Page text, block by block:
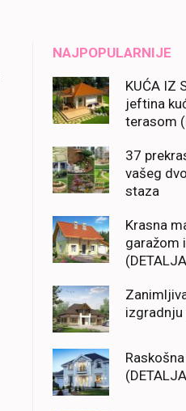
NAJPOPULARNIJE
KUĆA IZ
jeftina
terasom
37
vašeg
staza
Krasna
garažom
izgradnju